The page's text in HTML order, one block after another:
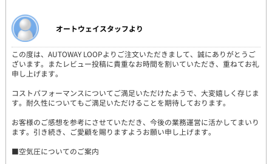
オートウェイスタッフより
この度は、AUTOWAY LOOPよりご注文いただきまして、誠にありがとうご
ざいます。またレビュー投稿に貴重なお時間を割いていただき、重ねてお礼
申し上げます。
コストパフォーマンスについてご満足いただけたようで、大変嬉しく存じま
す。耐久性についてもご満足いただけることを期待しております。
お客様のご感想を参考にさせていただき、今後の業務運営に活かしてまいり
ます。引き続き、ご愛顧を賜りますようお願い申し上げます。
■空気圧についてのご案内